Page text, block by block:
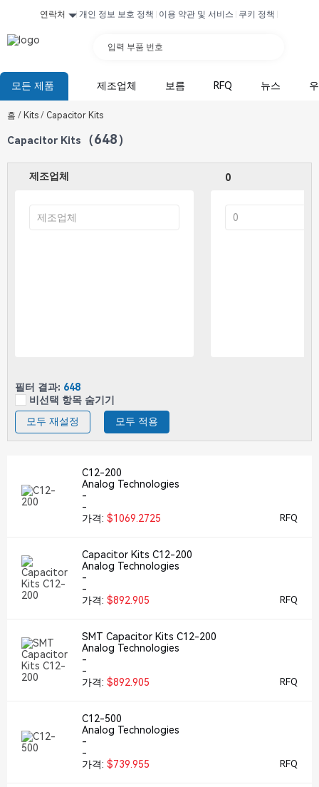
연락처 개인 정보 보호 정책 이용 약관 및 서비스 쿠키 정책
입력 부품 번호
모든 제품 제조업체 보름 RFQ 뉴스
홈 / Kits / Capacitor Kits
Capacitor Kits （648）
제조업체 0
필터 결과: 648
비선택 항목 숨기기
모두 재설정
모두 적용
C12-200
Analog Technologies
-
-
가격: $1069.2725 RFQ
Capacitor Kits C12-200
Analog Technologies
-
-
가격: $892.905 RFQ
SMT Capacitor Kits C12-200
Analog Technologies
-
-
가격: $892.905 RFQ
C12-500
Analog Technologies
-
-
가격: $739.955 RFQ